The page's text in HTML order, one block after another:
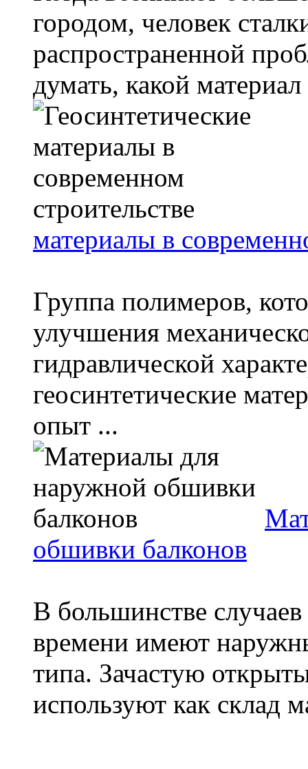
городом, человек
распространенной
думать, какой
материалы в
Группа полимеров,
улучшения
гидравлической
геосинтетические
опыт ...
обшивки балконов
В большинстве случаев
времени имеют
типа. Зачастую
используют как склад